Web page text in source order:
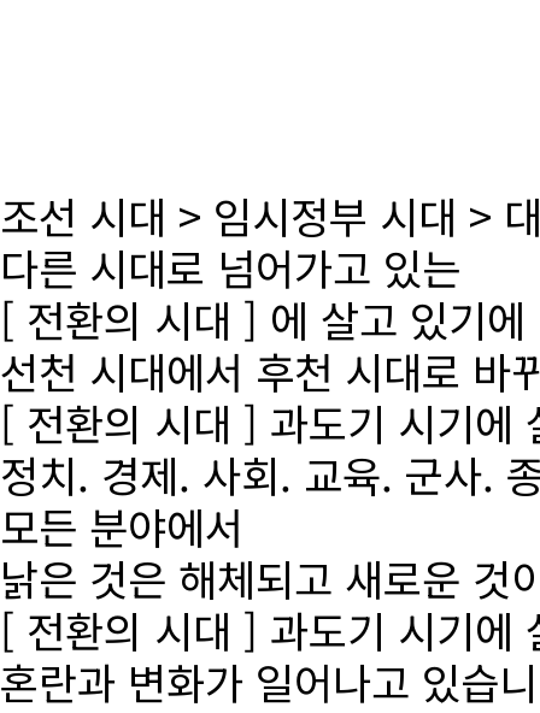
조선 시대 > 임시정부 시대 >
다른 시대로 넘어가고 있는
[ 전환의 시대 ] 에 살고 있기에
선천 시대에서 후천 시대로 바
[ 전환의 시대 ] 과도기 시기에
정치. 경제. 사회. 교육. 군사.
모든 분야에서
낡은 것은 해체되고 새로운 것
[ 전환의 시대 ] 과도기 시기에
혼란과 변화가 일어나고 있습